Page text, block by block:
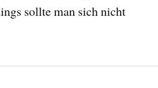
sollte man sich nicht